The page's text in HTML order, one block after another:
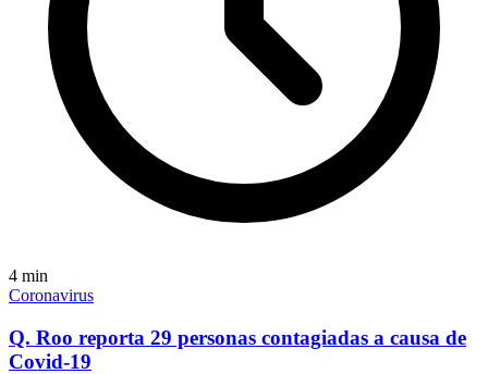
4 min
Coronavirus
Q. Roo reporta 29 personas contagiadas a causa de
Covid-19